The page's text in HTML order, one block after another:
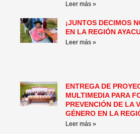
Leer más »
¡JUNTOS DECIMOS
EN LA REGIÓN
Leer más »
ENTREGA DE
MULTIMEDIA PARA
PREVENCIÓN DE LA
GÉNERO EN LA
Leer más »